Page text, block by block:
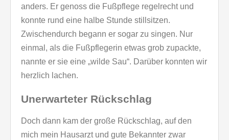
anders. Er genoss die Fußpflege regelrecht und
konnte rund eine halbe Stunde stillsitzen.
Zwischendurch begann er sogar zu singen. Nur
einmal, als die Fußpflegerin etwas grob zupackte,
nannte er sie eine „wilde Sau“. Darüber konnten wir
herzlich lachen.
Unerwarteter Rückschlag
Doch dann kam der große Rückschlag, auf den
mich mein Hausarzt und gute Bekannter zwar